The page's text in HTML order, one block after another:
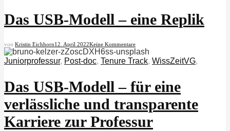
Das USB-Modell – eine Replik
von Kristin Eichhorn12. April 2022Keine Kommentare
Juniorprofessur, Post-doc, Tenure Track, WissZeitVG,
Das USB-Modell – für eine
verlässliche und transparente
Karriere zur Professur